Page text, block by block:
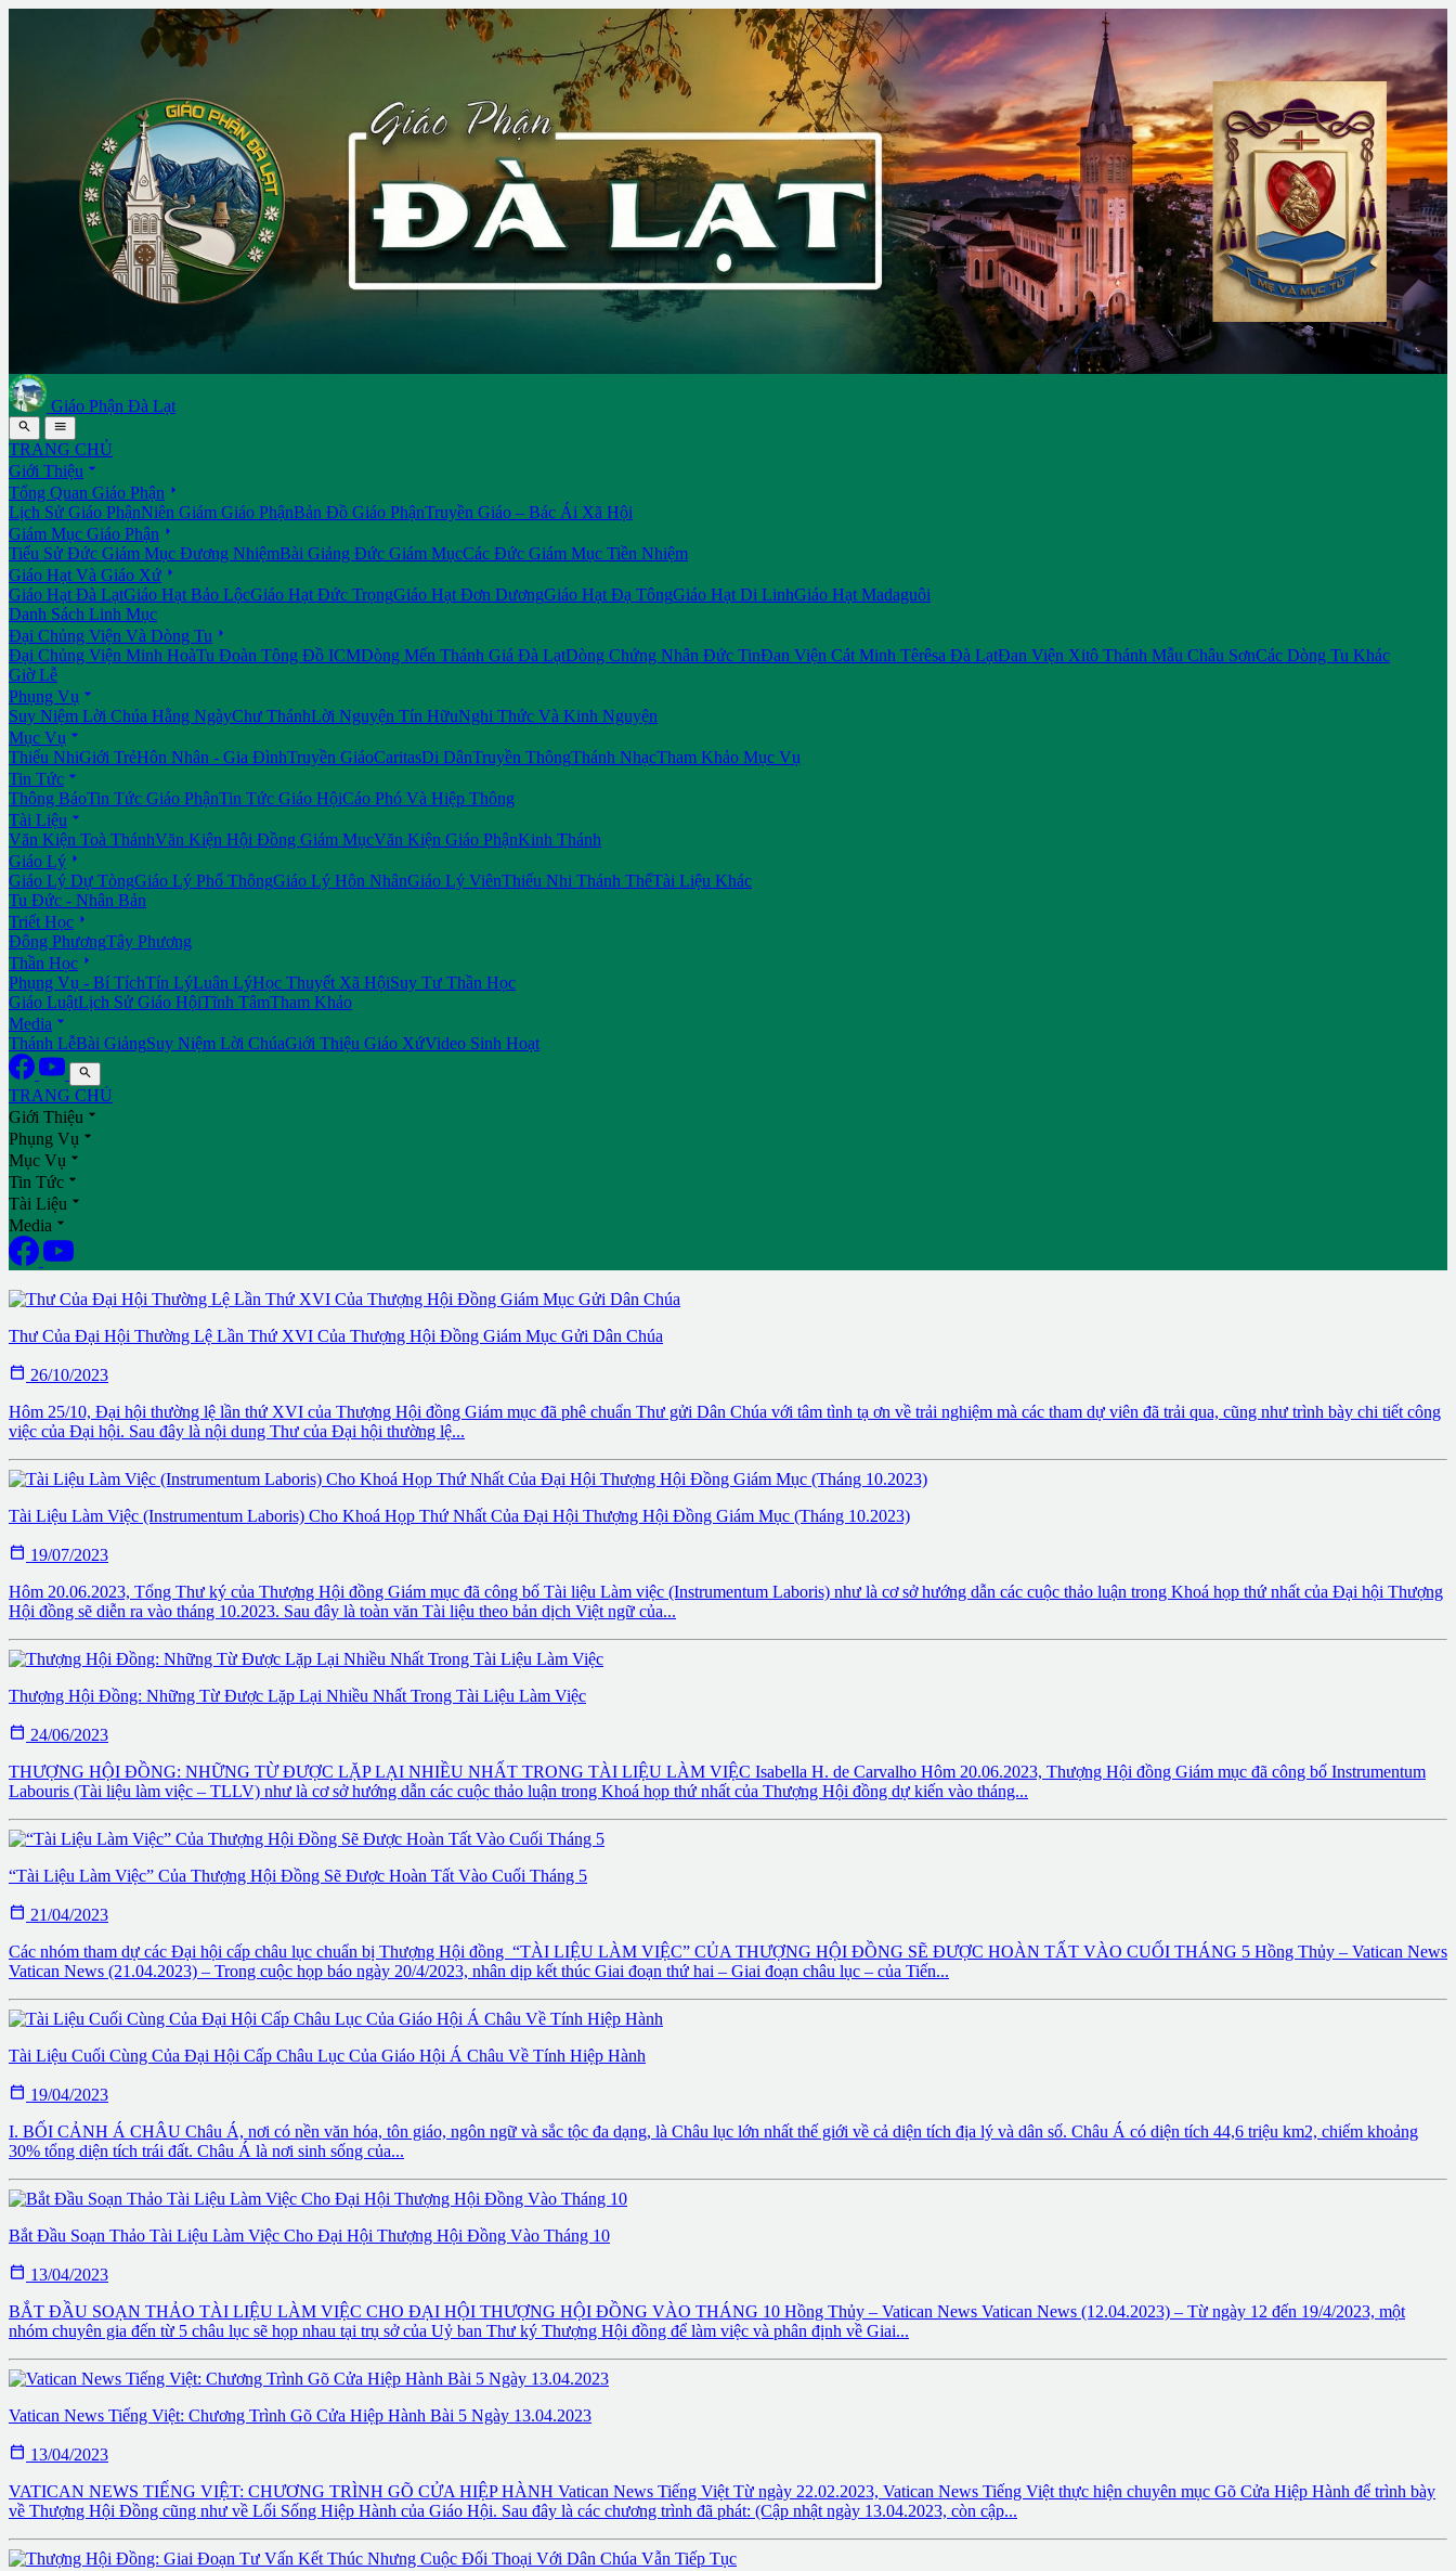
Giáo Phận Đà Lạt
 
TRANG CHỦ
Giới Thiệu 
Tổng Quan Giáo Phận 
Lịch Sử Giáo PhậnNiên Giám Giáo PhậnBản Đồ Giáo PhậnTruyền Giáo – Bác Ái Xã Hội
Giám Mục Giáo Phận 
Tiểu Sử Đức Giám Mục Đương NhiệmBài Giảng Đức Giám MụcCác Đức Giám Mục Tiền Nhiệm
Giáo Hạt Và Giáo Xứ 
Giáo Hạt Đà LạtGiáo Hạt Bảo LộcGiáo Hạt Đức TrọngGiáo Hạt Đơn DươngGiáo Hạt Đạ TôngGiáo Hạt Di LinhGiáo Hạt Madaguôi
Danh Sách Linh Mục
Đại Chủng Viện Và Dòng Tu 
Đại Chủng Viện Minh HoàTu Đoàn Tông Đồ ICMDòng Mến Thánh Giá Đà LạtDòng Chứng Nhân Đức TinĐan Viện Cát Minh Têrêsa Đà LạtĐan Viện Xitô Thánh Mẫu Châu SơnCác Dòng Tu Khác
Giờ Lễ
Phụng Vụ 
Suy Niệm Lời Chúa Hằng NgàyChư ThánhLời Nguyện Tín HữuNghi Thức Và Kinh Nguyện
Mục Vụ 
Thiếu NhiGiới TrẻHôn Nhân - Gia ĐìnhTruyền GiáoCaritasDi DânTruyền ThôngThánh NhạcTham Khảo Mục Vụ
Tin Tức 
Thông BáoTin Tức Giáo PhậnTin Tức Giáo HộiCáo Phó Và Hiệp Thông
Tài Liệu 
Văn Kiện Toà ThánhVăn Kiện Hội Đồng Giám MụcVăn Kiện Giáo PhậnKinh Thánh
Giáo Lý 
Giáo Lý Dự TòngGiáo Lý Phổ ThôngGiáo Lý Hôn NhânGiáo Lý ViênThiếu Nhi Thánh ThểTài Liệu Khác
Tu Đức - Nhân Bản
Triết Học 
Đông PhươngTây Phương
Thần Học 
Phụng Vụ - Bí TíchTín LýLuân LýHọc Thuyết Xã HộiSuy Tư Thần Học
Giáo LuậtLịch Sử Giáo HộiTĩnh TâmTham Khảo
Media 
Thánh LễBài GiảngSuy Niệm Lời ChúaGiới Thiệu Giáo XứVideo Sinh Hoạt

TRANG CHỦ
Giới Thiệu 
Phụng Vụ 
Mục Vụ 
Tin Tức 
Tài Liệu 
Media 
Báo Cáo Tổng Hợp Đại Hội Thượng Hội Đồng Giám Mục Khóa I – Tháng 10.2023: Một Hội Thánh Hiệp Hành Trong Sứ Vụ
Thư Của Đại Hội Thường Lệ Lần Thứ XVI Của Thượng Hội Đồng Giám Mục Gửi Dân Chúa
 26/10/2023
Hôm 25/10, Đại hội thường lệ lần thứ XVI của Thượng Hội đồng Giám mục đã phê chuẩn Thư gửi Dân Chúa với tâm tình tạ ơn về trải nghiệm mà các tham dự viên đã trải qua, cũng như trình bày chi tiết công
việc của Đại hội. Sau đây là nội dung Thư của Đại hội thường lệ...
Tài Liệu Làm Việc (Instrumentum Laboris) Cho Khoá Họp Thứ Nhất Của Đại Hội Thượng Hội Đồng Giám Mục (Tháng 10.2023)
 19/07/2023
Hôm 20.06.2023, Tổng Thư ký của Thượng Hội đồng Giám mục đã công bố Tài liệu Làm việc (Instrumentum Laboris) như là cơ sở hướng dẫn các cuộc thảo luận trong Khoá họp thứ nhất của Đại hội Thượng
Hội đồng sẽ diễn ra vào tháng 10.2023. Sau đây là toàn văn Tài liệu theo bản dịch Việt ngữ của...
Thượng Hội Đồng: Những Từ Được Lặp Lại Nhiều Nhất Trong Tài Liệu Làm Việc
 24/06/2023
THƯỢNG HỘI ĐỒNG: NHỮNG TỪ ĐƯỢC LẶP LẠI NHIỀU NHẤT TRONG TÀI LIỆU LÀM VIỆC Isabella H. de Carvalho Hôm 20.06.2023, Thượng Hội đồng Giám mục đã công bố Instrumentum
Labouris (Tài liệu làm việc – TLLV) như là cơ sở hướng dẫn các cuộc thảo luận trong Khoá họp thứ nhất của Thượng Hội đồng dự kiến vào tháng...
“Tài Liệu Làm Việc” Của Thượng Hội Đồng Sẽ Được Hoàn Tất Vào Cuối Tháng 5
 21/04/2023
Các nhóm tham dự các Đại hội cấp châu lục chuẩn bị Thượng Hội đồng “TÀI LIỆU LÀM VIỆC” CỦA THƯỢNG HỘI ĐỒNG SẼ ĐƯỢC HOÀN TẤT VÀO CUỐI THÁNG 5 Hồng Thủy – Vatican News
Vatican News (21.04.2023) – Trong cuộc họp báo ngày 20/4/2023, nhân dịp kết thúc Giai đoạn thứ hai – Giai đoạn châu lục – của Tiến...
Tài Liệu Cuối Cùng Của Đại Hội Cấp Châu Lục Của Giáo Hội Á Châu Về Tính Hiệp Hành
 19/04/2023
I. BỐI CẢNH Á CHÂU Châu Á, nơi có nền văn hóa, tôn giáo, ngôn ngữ và sắc tộc đa dạng, là Châu lục lớn nhất thế giới về cả diện tích địa lý và dân số. Châu Á có diện tích 44,6 triệu km2, chiếm khoảng
30% tổng diện tích trái đất. Châu Á là nơi sinh sống của...
Bắt Đầu Soạn Thảo Tài Liệu Làm Việc Cho Đại Hội Thượng Hội Đồng Vào Tháng 10
 13/04/2023
BẮT ĐẦU SOẠN THẢO TÀI LIỆU LÀM VIỆC CHO ĐẠI HỘI THƯỢNG HỘI ĐỒNG VÀO THÁNG 10 Hồng Thủy – Vatican News Vatican News (12.04.2023) – Từ ngày 12 đến 19/4/2023, một
nhóm chuyên gia đến từ 5 châu lục sẽ họp nhau tại trụ sở của Uỷ ban Thư ký Thượng Hội đồng để làm việc và phân định về Giai...
Vatican News Tiếng Việt: Chương Trình Gõ Cửa Hiệp Hành Bài 5 Ngày 13.04.2023
 13/04/2023
VATICAN NEWS TIẾNG VIỆT: CHƯƠNG TRÌNH GÕ CỬA HIỆP HÀNH Vatican News Tiếng Việt Từ ngày 22.02.2023, Vatican News Tiếng Việt thực hiện chuyên mục Gõ Cửa Hiệp Hành để trình bày
về Thượng Hội Đồng cũng như về Lối Sống Hiệp Hành của Giáo Hội. Sau đây là các chương trình đã phát: (Cập nhật ngày 13.04.2023, còn cập...